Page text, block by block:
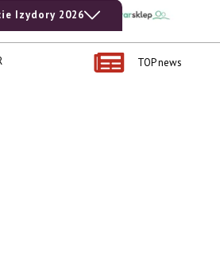
Izydory 2026
TOP news